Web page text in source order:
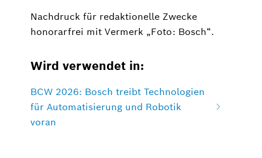
Nachdruck für redaktionelle Zwecke
honorarfrei mit Vermerk „Foto: Bosch“.
Wird verwendet in:
BCW 2026: Bosch treibt Technologien
für Automatisierung und Robotik
voran